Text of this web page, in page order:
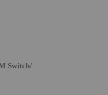
Switch/